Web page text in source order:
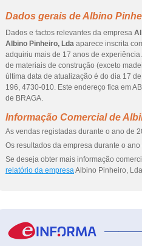
Dados gerais de Albino
Dados e factos relevantes da empresa
Albino Pinheiro, Lda aparece inscrita
adquiriu mais de 17 anos de
de materiais de construção (exceto
última data de atualização é do dia 17
196, 4730-010. Este endereço fica em
de BRAGA.
Informação Comercial de
As vendas registadas durante o ano de
Os resultados da empresa durante o
Se deseja obter mais informação
relatório da empresaAlbino Pinheiro,